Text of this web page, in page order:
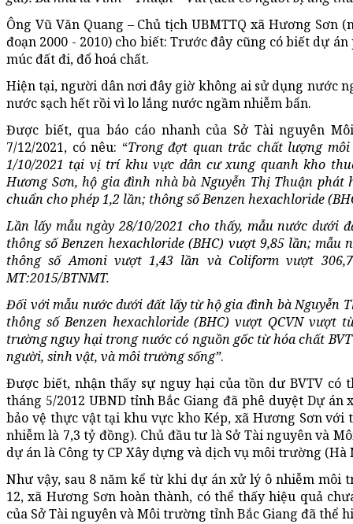
Ông Vũ Văn Quang – Chủ tịch UBMTTQ xã Hương Sơn
đoạn 2000 - 2010) cho biết: Trước đây cũng có biết dự
múc đất đi, đổ hoá chất.
Hiện tại, người dân nơi đây giờ không ai sử dụng nước
nước sạch hết rồi vì lo lắng nước ngầm nhiễm bẩn.
Được biết, qua báo cáo nhanh của Sở Tài nguyên
7/12/2021, có nêu: “Trong đợt quan trắc chất lượng
1/10/2021 tại vị trí khu vực dân cư xung quanh kho
Hương Sơn, hộ gia đình nhà bà Nguyễn Thị Thuận
chuẩn cho phép 1,2 lần; thông số Benzen hexachloride
Lần lấy mẫu ngày 28/10/2021 cho thấy, mẫu nước dưới
thông số Benzen hexachloride (BHC) vượt 9,85 lần;
thông số Amoni vượt 1,43 lần và Coliform vượt
MT:2015/BTNMT.
Đối với mẫu nước dưới đất lấy từ hộ gia đình bà Nguyễn
thông số Benzen hexachloride (BHC) vượt QCVN
trường nguy hại trong nước có nguồn gốc từ hóa chất
người, sinh vật, và môi trường sống”.
Được biết, nhận thấy sự nguy hại của tồn dư BVTV có
tháng 5/2012 UBND tỉnh Bắc Giang đã phê duyệt Dự
bảo vệ thực vật tại khu vực kho Kép, xã Hương Sơn
nhiễm là 7,3 tỷ đồng). Chủ đầu tư là Sở Tài nguyên và
dự án là Công ty CP Xây dựng và dịch vụ môi trường
Như vậy, sau 8 năm kể từ khi dự án xử lý ô nhiễm môi
12, xã Hương Sơn hoàn thành, có thể thấy hiệu quả
của Sở Tài nguyên và Môi trường tỉnh Bắc Giang đã thể